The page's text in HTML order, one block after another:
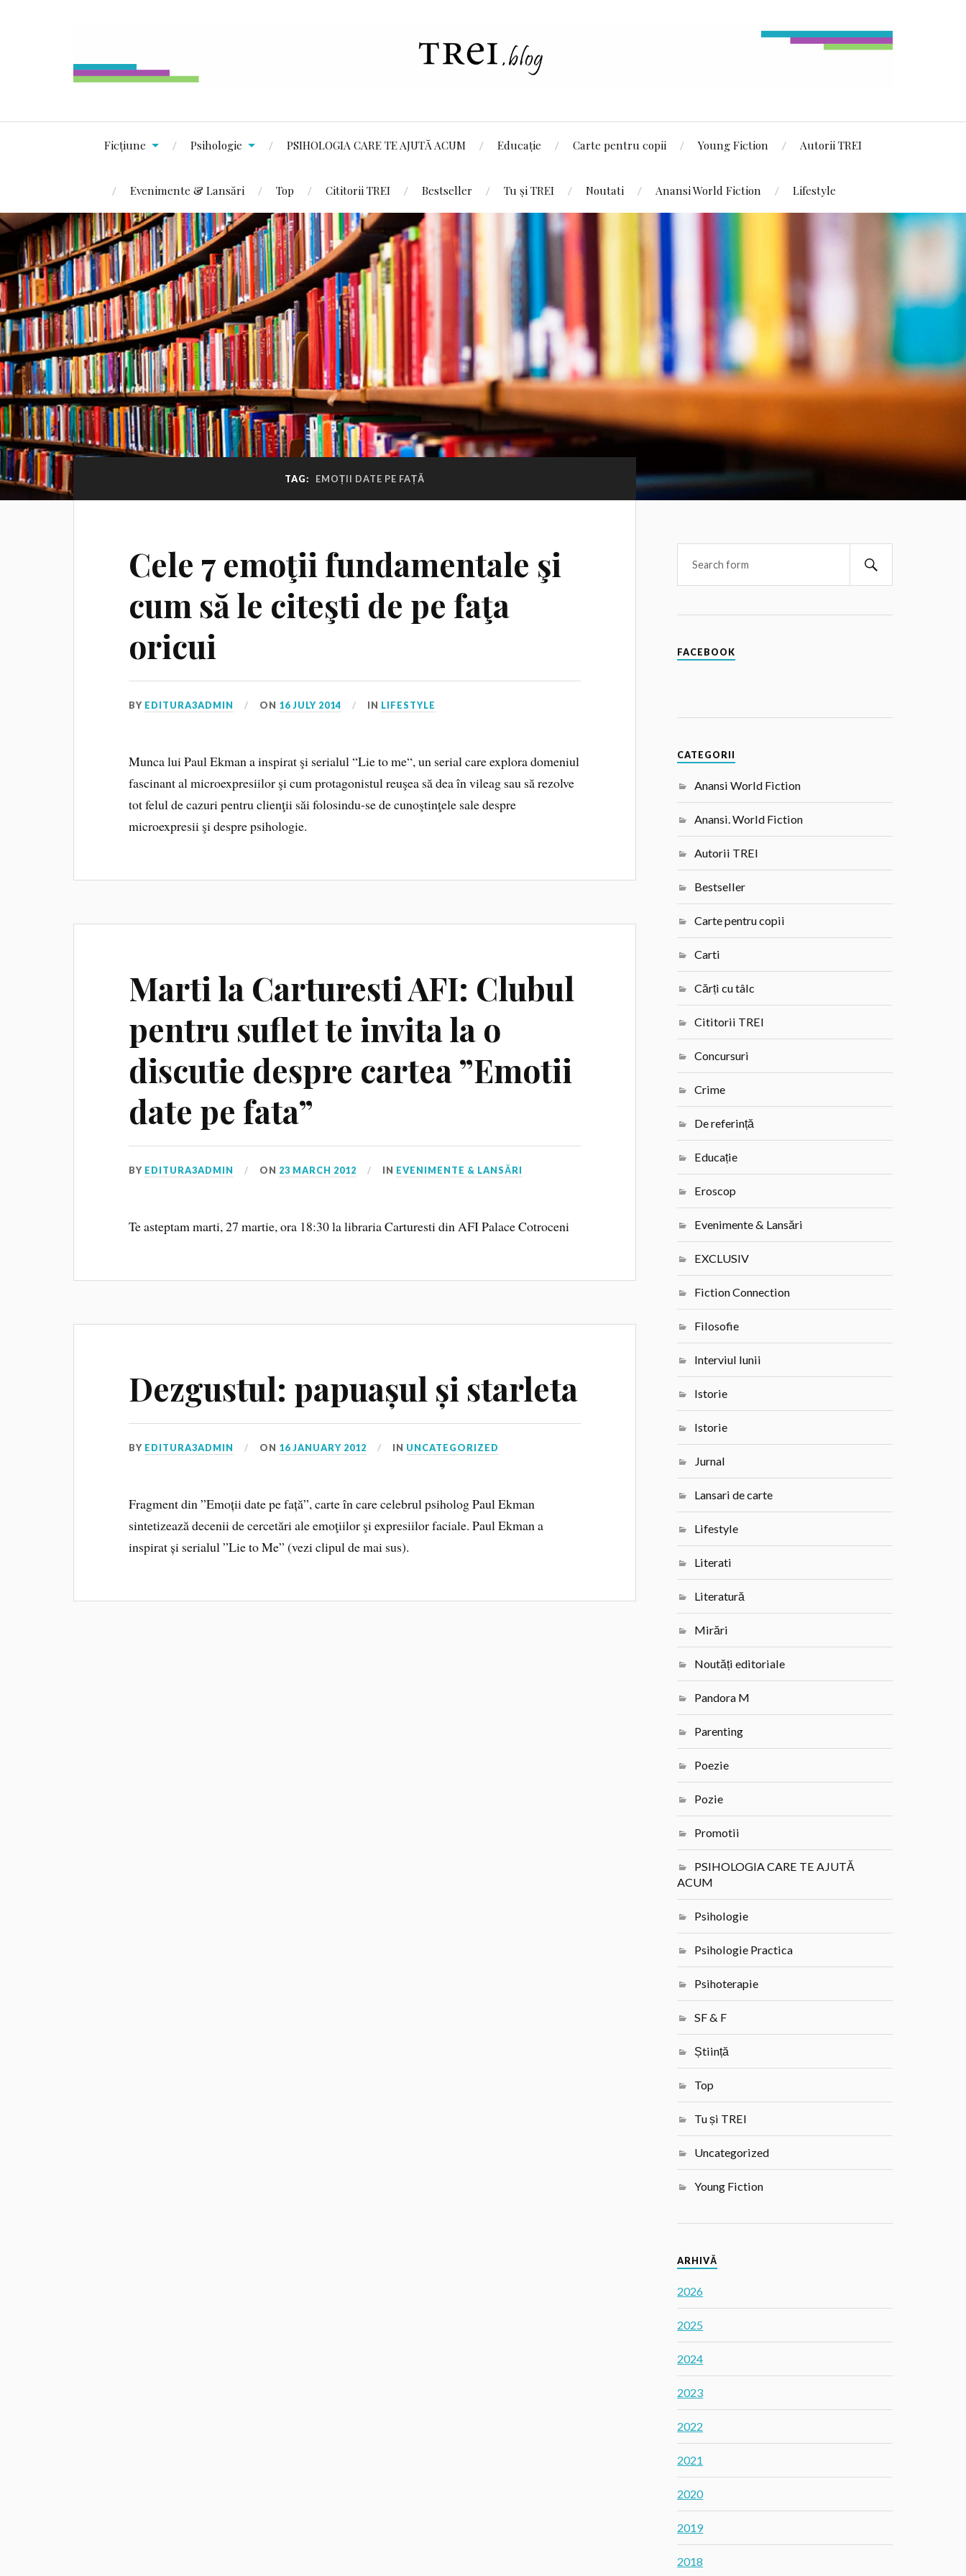
Ficțiune Psihologie PSIHOLOGIA CARE TE AJUTĂ ACUM Educație Carte pentru copii Young Fiction Autorii TREI
Evenimente & Lansări Top Cititorii TREI Bestseller Tu și TREI Noutati Anansi World Fiction Lifestyle
TAG: EMOȚII DATE PE FAȚĂ
Cele 7 emoţii fundamentale şi
cum să le citeşti de pe faţa
oricui
BY EDITURA3ADMIN ON 16 JULY 2014 IN LIFESTYLE
Munca lui Paul Ekman a inspirat şi serialul “Lie to me“, un serial care explora domeniul
fascinant al microexpresiilor şi cum protagonistul reuşea să dea în vileag sau să rezolve
tot felul de cazuri pentru clienţii săi folosindu-se de cunoştinţele sale despre
microexpresii şi despre psihologie.
Marti la Carturesti AFI: Clubul
pentru suflet te invita la o
discutie despre cartea ”Emotii
date pe fata”
BY EDITURA3ADMIN ON 23 MARCH 2012 IN EVENIMENTE & LANSĂRI
Te asteptam marti, 27 martie, ora 18:30 la libraria Carturesti din AFI Palace Cotroceni
Dezgustul: papuașul și starleta
BY EDITURA3ADMIN ON 16 JANUARY 2012 IN UNCATEGORIZED
Fragment din ”Emoții date pe față”, carte în care celebrul psiholog Paul Ekman
sintetizează decenii de cercetări ale emoţiilor şi expresiilor faciale. Paul Ekman a
inspirat și serialul ”Lie to Me” (vezi clipul de mai sus).
FACEBOOK
CATEGORII
Anansi World Fiction
Anansi. World Fiction
Autorii TREI
Bestseller
Carte pentru copii
Carti
Cărți cu tâlc
Cititorii TREI
Concursuri
Crime
De referință
Educație
Eroscop
Evenimente & Lansări
EXCLUSIV
Fiction Connection
Filosofie
Interviul lunii
Istorie
Istorie
Jurnal
Lansari de carte
Lifestyle
Literati
Literatură
Mirări
Noutăți editoriale
Pandora M
Parenting
Poezie
Pozie
Promotii
PSIHOLOGIA CARE TE AJUTĂ
ACUM
Psihologie
Psihologie Practica
Psihoterapie
SF & F
Știință
Top
Tu și TREI
Uncategorized
Young Fiction
ARHIVĂ
2026
2025
2024
2023
2022
2021
2020
2019
2018